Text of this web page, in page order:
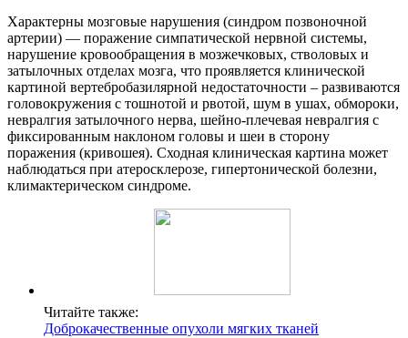
Характерны мозговые нарушения (синдром позвоночной
артерии) — поражение симпатической нервной системы,
нарушение кровообращения в мозжечковых, стволовых и
затылочных отделах мозга, что проявляется клинической
картиной вертебробазилярной недостаточности – развиваются
головокружения с тошнотой и рвотой, шум в ушах, обмороки,
невралгия затылочного нерва, шейно-плечевая невралгия с
фиксированным наклоном головы и шеи в сторону
поражения (кривошея). Сходная клиническая картина может
наблюдаться при атеросклерозе, гипертонической болезни,
климактерическом синдроме.
Читайте также:
Доброкачественные опухоли мягких тканей